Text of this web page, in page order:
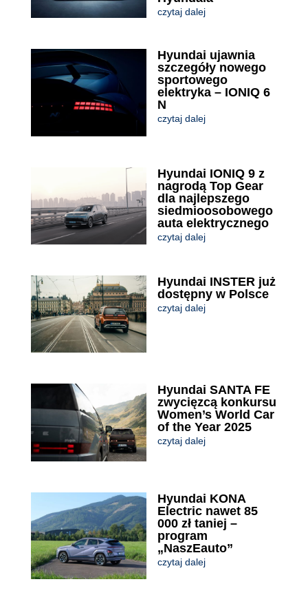
czytaj dalej
Hyundai ujawnia
szczegóły nowego
sportowego
elektryka – IONIQ 6
N
czytaj dalej
Hyundai IONIQ 9 z
nagrodą Top Gear
dla najlepszego
siedmioosobowego
auta elektrycznego
czytaj dalej
Hyundai INSTER już
dostępny w Polsce
czytaj dalej
Hyundai SANTA FE
zwycięzcą konkursu
Women’s World Car
of the Year 2025
czytaj dalej
Hyundai KONA
Electric nawet 85
000 zł taniej –
program
„NaszEauto”
czytaj dalej